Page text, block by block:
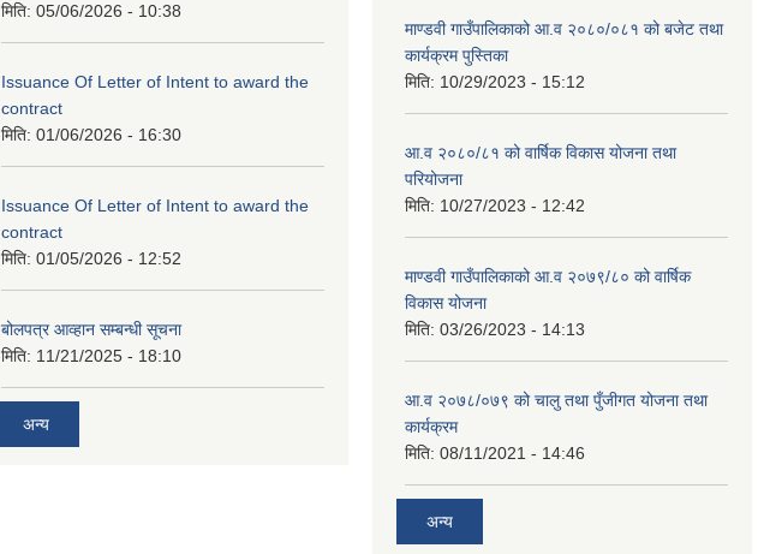
मिति: 05/06/2026 - 10:38
Issuance Of Letter of Intent to award the
contract
मिति: 01/06/2026 - 16:30
Issuance Of Letter of Intent to award the
contract
मिति: 01/05/2026 - 12:52
बोलपत्र आव्हान सम्बन्धी सूचना
मिति: 11/21/2025 - 18:10
अन्य
माण्डवी गाउँपालिकाको आ.व २०८०/०८१ को बजेट तथा
कार्यक्रम पुस्तिका
मिति: 10/29/2023 - 15:12
आ.व २०८०/८१ को वार्षिक विकास योजना तथा
परियोजना
मिति: 10/27/2023 - 12:42
माण्डवी गाउँपालिकाको आ.व २०७९/८० को वार्षिक
विकास योजना
मिति: 03/26/2023 - 14:13
आ.व २०७८/०७९ को चालु तथा पुँजीगत योजना तथा
कार्यक्रम
मिति: 08/11/2021 - 14:46
अन्य